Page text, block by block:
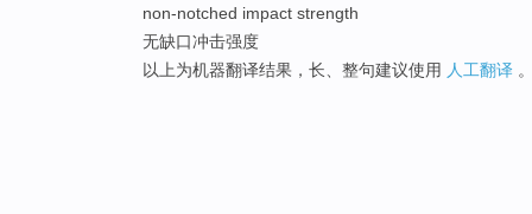
non-notched impact strength
无缺口冲击强度
以上为机器翻译结果，长、整句建议使用 人工翻译